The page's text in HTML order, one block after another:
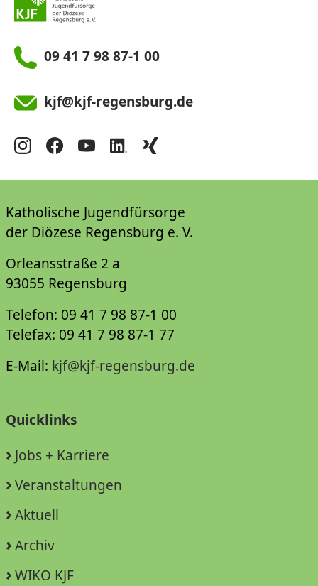
09 41 7 98 87-1 00
kjf@kjf-regensburg.de
Katholische Jugendfürsorge
der Diözese Regensburg e. V.
Orleansstraße 2 a
93055 Regensburg
Telefon: 09 41 7 98 87-1 00
Telefax: 09 41 7 98 87-1 77
E-Mail: kjf@kjf-regensburg.de
Quicklinks
Jobs + Karriere
Veranstaltungen
Aktuell
Archiv
WIKO KJF